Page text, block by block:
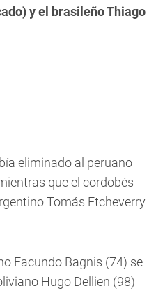
y el brasileño Thiago
eliminado al peruano
que el cordobés
Tomás Etcheverry
Facundo Bagnis (74) se
Hugo Dellien (98)